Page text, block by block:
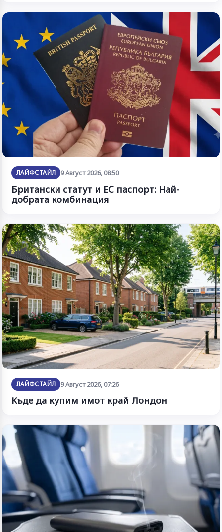
ЛАЙФСТАЙЛ 9 Август 2026, 08:50
Британски статут и ЕС паспорт: Най-
добрата комбинация
ЛАЙФСТАЙЛ 9 Август 2026, 07:26
Къде да купим имот край Лондон